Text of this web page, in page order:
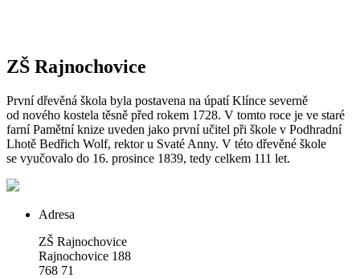
ZŠ Rajnochovice
První dřevěná škola byla postavena na úpatí Klínce severně
od nového kostela těsně před rokem 1728. V tomto roce je ve staré
farní Pamětní knize uveden jako první učitel při škole v Podhradní
Lhotě Bedřich Wolf, rektor u Svaté Anny. V této dřevěné škole
se vyučovalo do 16. prosince 1839, tedy celkem 111 let.
Adresa
ZŠ Rajnochovice
Rajnochovice 188
768 71